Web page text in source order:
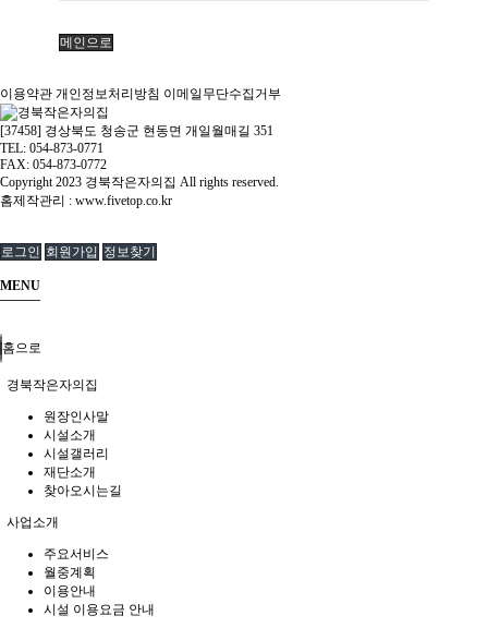
메인으로
이용약관 개인정보처리방침 이메일무단수집거부
[37458] 경상북도 청송군 현동면 개일월매길 351
TEL: 054-873-0771
FAX: 054-873-0772
Copyright2023 경북작은자의집 All rights reserved.
홈제작관리 : www.fivetop.co.kr
로그인 회원가입 정보찾기
MENU
홈으로
경북작은자의집
원장인사말
시설소개
시설갤러리
재단소개
찾아오시는길
사업소개
주요서비스
월중계획
이용안내
시설 이용요금 안내